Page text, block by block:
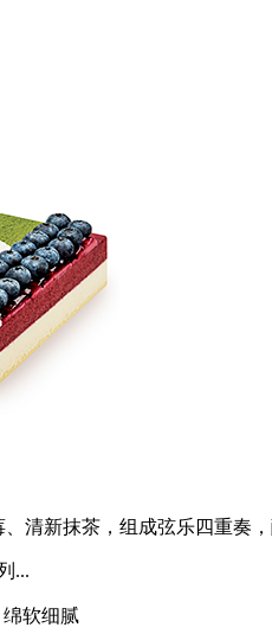
清新抹茶，组成弦乐四重奏
...
软细腻